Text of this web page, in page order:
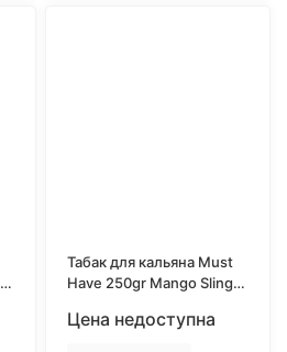
Табак для кальяна Must
Have 250gr Mango Sling
манго слинг)
Цена недоступна